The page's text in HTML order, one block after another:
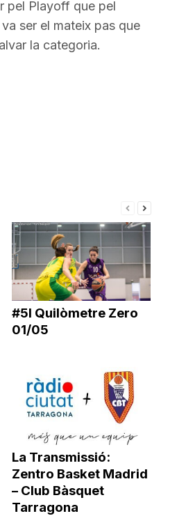
pel Playoff que pel
ser el mateix pas que
la categoria.
#5I Quilòmetre Zero
01/05
La Transmissió:
Zentro Basket Madrid
– Club Bàsquet
Tarragona